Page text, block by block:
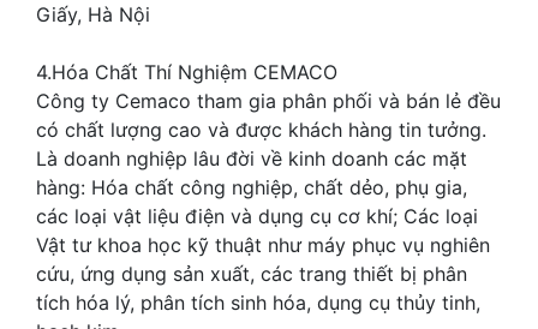
Giấy, Hà Nội
4.Hóa Chất Thí Nghiệm CEMACO
Công ty Cemaco tham gia phân phối và bán lẻ đều
có chất lượng cao và được khách hàng tin tưởng.
Là doanh nghiệp lâu đời về kinh doanh các mặt
hàng: Hóa chất công nghiệp, chất dẻo, phụ gia,
các loại vật liệu điện và dụng cụ cơ khí; Các loại
Vật tư khoa học kỹ thuật như máy phục vụ nghiên
cứu, ứng dụng sản xuất, các trang thiết bị phân
tích hóa lý, phân tích sinh hóa, dụng cụ thủy tinh,